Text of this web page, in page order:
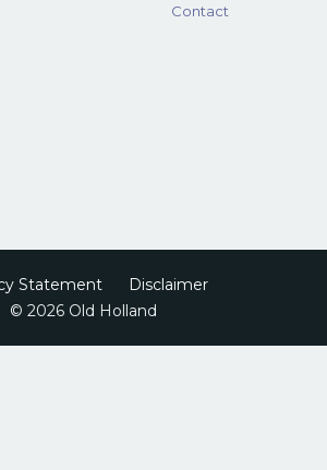
Contact
Statement
Disclaimer
© 2026 Old Holland